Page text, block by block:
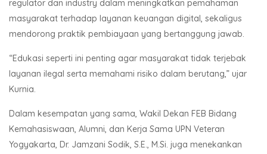
regulator dan industry dalam meningkatkan pemahaman
masyarakat terhadap layanan keuangan digital, sekaligus
mendorong praktik pembiayaan yang bertanggung jawab.
“Edukasi seperti ini penting agar masyarakat tidak terjebak
layanan ilegal serta memahami risiko dalam berutang,” ujar
Kurnia.
Dalam kesempatan yang sama, Wakil Dekan FEB Bidang
Kemahasiswaan, Alumni, dan Kerja Sama UPN Veteran
Yogyakarta, Dr. Jamzani Sodik, S.E., M.Si. juga menekankan